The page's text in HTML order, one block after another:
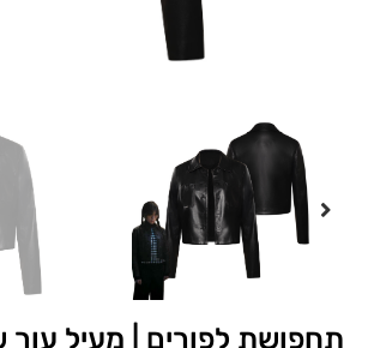
תחפושת לפורים | מעיל עור